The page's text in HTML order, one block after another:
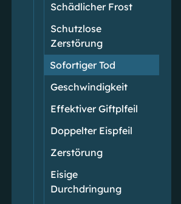
Schädlicher Frost
Schutzlose
Zerstörung
Sofortiger Tod
Geschwindigkeit
Effektiver Giftplfeil
Doppelter Eispfeil
Zerstörung
Eisige
Durchdringung